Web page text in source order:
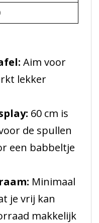
Aim voor
lekker
60 cm is
de spullen
een babbeltje
Minimaal
je vrij kan
makkelijk